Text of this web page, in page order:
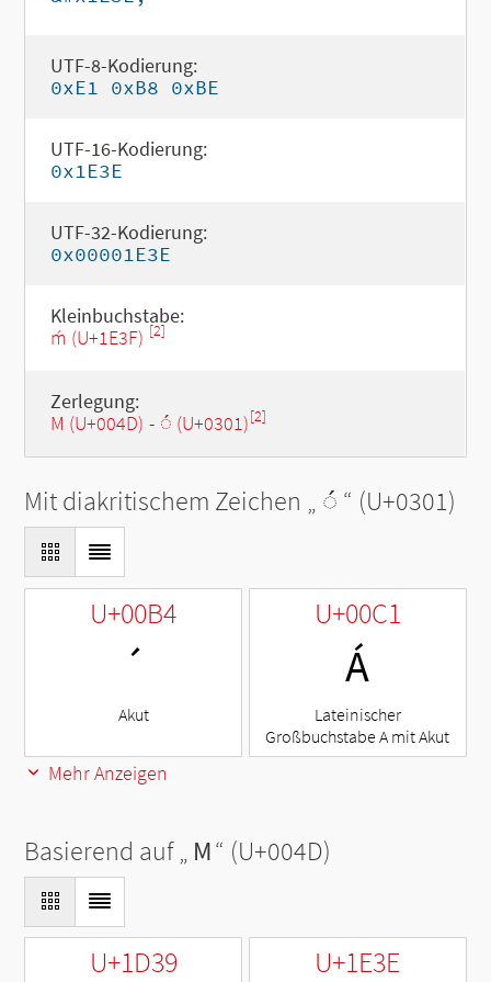
UTF-8-Kodierung:
0xE1 0xB8 0xBE
UTF-16-Kodierung:
0x1E3E
UTF-32-Kodierung:
0x00001E3E
Kleinbuchstabe:
ḿ (U+1E3F) [2]
Zerlegung:
M (U+004D) - ◌́ (U+0301)[2]
Mit diakritischem Zeichen „ ◌́ “ (U+0301)
U+00B4
´
Akut
U+00C1
Á
Lateinischer
Großbuchstabe A mit Akut
Mehr Anzeigen
Basierend auf „ M“ (U+004D)
U+1D39 U+1E3E